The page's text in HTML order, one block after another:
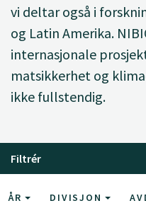
vi deltar også i
og Latin Amerika.
internasjonale
matsikkerhet og
ikke fullstendig.
Filtrér
ÅR DIVISJON